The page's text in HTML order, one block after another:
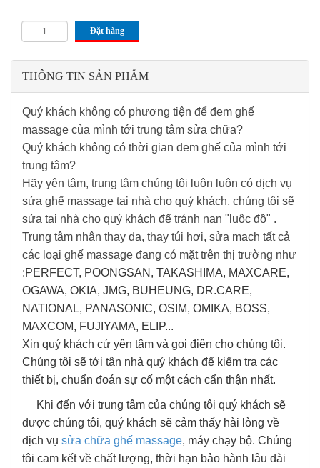
Đặt hàng
THÔNG TIN SẢN PHẨM
Quý khách không có phương tiện để đem ghế
massage của mình tới trung tâm sửa chữa?
Quý khách không có thời gian đem ghế của mình tới
trung tâm?
Hãy yên tâm, trung tâm chúng tôi luôn luôn có dịch vụ
sửa ghế massage tại nhà cho quý khách, chúng tôi sẽ
sửa tại nhà cho quý khách để tránh nạn "luộc đồ" .
Trung tâm nhận thay da, thay túi hơi, sửa mạch tất cả
các loại ghế massage đang có mặt trên thị trường như
:PERFECT, POONGSAN, TAKASHIMA, MAXCARE,
OGAWA, OKIA, JMG, BUHEUNG, DR.CARE,
NATIONAL, PANASONIC, OSIM, OMIKA, BOSS,
MAXCOM, FUJIYAMA, ELIP...
Xin quý khách cứ yên tâm và gọi điện cho chúng tôi.
Chúng tôi sẽ tới tận nhà quý khách để kiểm tra các
thiết bị, chuẩn đoán sự cố một cách cẩn thận nhất.
Khi đến với trung tâm của chúng tôi quý khách sẽ
được chúng tôi, quý khách sẽ cảm thấy hài lòng về
dịch vụ sửa chữa ghế massage, máy chạy bộ. Chúng
tôi cam kết về chất lượng, thời hạn bảo hành lâu dài